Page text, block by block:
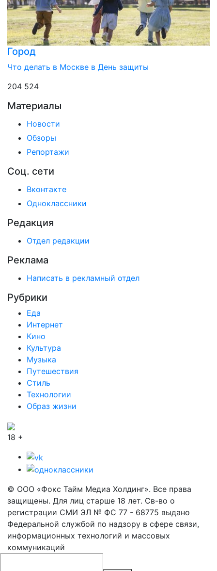
Город
Что делать в Москве в День защиты
204 524
Материалы
Новости
Обзоры
Репортажи
Соц. сети
Вконтакте
Одноклассники
Редакция
Отдел редакции
Реклама
Написать в рекламный отдел
Рубрики
Еда
Интернет
Кино
Культура
Музыка
Путешествия
Стиль
Технологии
Образ жизни
18 +
© ООО «Фокс Тайм Медиа Холдинг». Все права
защищены. Для лиц старше 18 лет. Св-во о
регистрации СМИ ЭЛ № ФС 77 - 68775 выдано
Федеральной службой по надзору в сфере связи,
информационных технологий и массовых
коммуникаций